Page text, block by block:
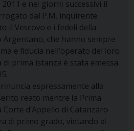
e nei giorni successivi il
dal P.M. inquirente.
il Vescovo e i fedeli della
Argentano, che hanno sempre
e fiducia nell’operato del loro
di prima istanza è stata emessa
espressamente alla
reato mentre la Prima
d’Appello di Catanzaro
di primo grado, vietando al